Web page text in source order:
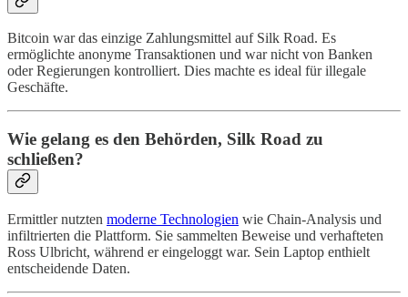
Bitcoin war das einzige Zahlungsmittel auf Silk Road. Es
ermöglichte anonyme Transaktionen und war nicht von Banken
oder Regierungen kontrolliert. Dies machte es ideal für illegale
Geschäfte.
Wie gelang es den Behörden, Silk Road zu
schließen?
Ermittler nutzten moderne Technologien wie Chain-Analysis und
infiltrierten die Plattform. Sie sammelten Beweise und verhafteten
Ross Ulbricht, während er eingeloggt war. Sein Laptop enthielt
entscheidende Daten.